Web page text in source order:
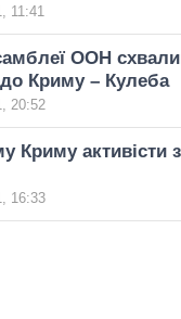
11:41
ООН
Криму – Кулеба
20:52
Криму активісти
16:33